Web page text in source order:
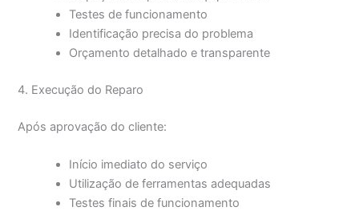
Testes de funcionamento
Identificação precisa do problema
Orçamento detalhado e transparente
4. Execução do Reparo
Após aprovação do cliente:
Início imediato do serviço
Utilização de ferramentas adequadas
Testes finais de funcionamento